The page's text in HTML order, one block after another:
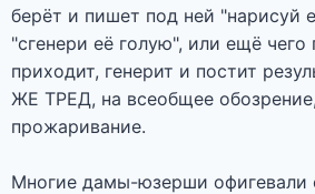
берёт и пишет под ней "нарисуй
"сгенери её голую", или ещё чего
приходит, генерит и постит
ЖЕ ТРЕД, на всеобщее
прожаривание.
Многие дамы-юзерши офигевали